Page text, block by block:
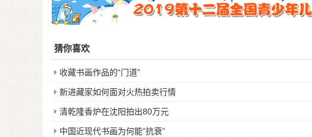
猜你喜欢
收藏书画作品的“门道”
新进藏家如何面对火热拍卖行情
清乾隆香炉在沈阳拍出80万元
中国近现代书画为何能“抗衰”